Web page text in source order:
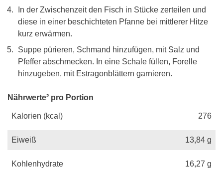
In der Zwischenzeit den Fisch in Stücke zerteilen und
diese in einer beschichteten Pfanne bei mittlerer Hitze
kurz erwärmen.
Suppe pürieren, Schmand hinzufügen, mit Salz und
Pfeffer abschmecken. In eine Schale füllen, Forelle
hinzugeben, mit Estragonblättern garnieren.
Nährwerte² pro Portion
Kalorien (kcal) 276
Eiweiß 13,84 g
Kohlenhydrate 16,27 g